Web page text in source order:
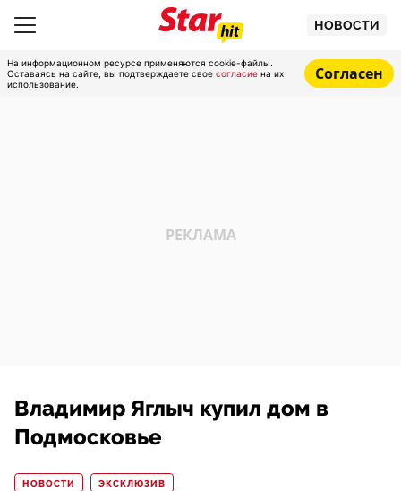
НОВОСТИ
На информационном ресурсе применяются cookie-файлы.
Оставаясь на сайте, вы подтверждаете свое согласие на их
использование.
Согласен
Владимир Яглыч купил дом в
Подмосковье
НОВОСТИ ЭКСКЛЮЗИВ